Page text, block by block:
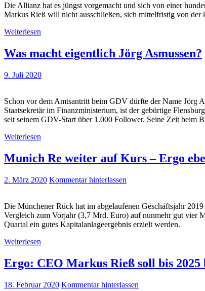
Die Allianz hat es jüngst vorgemacht und sich von einer
Markus Rieß will nicht ausschließen, sich mittelfristig von der
Weiterlesen
Was macht eigentlich Jörg Asmussen?
9. Juli 2020
Schon vor dem Amtsantritt beim GDV dürfte der Name Jörg
Staatsekretär im Finanzministerium, ist der gebürtige
seit seinem GDV-Start über 1.000 Follower. Seine Zeit beim
Weiterlesen
Munich Re weiter auf Kurs – Ergo
2. März 2020 Kommentar hinterlassen
Die Münchener Rück hat im abgelaufenen Geschäftsjahr
Vergleich zum Vorjahr (3,7 Mrd. Euro) auf nunmehr gut vier
Quartal ein gutes Kapitalanlageergebnis erzielt werden.
Weiterlesen
Ergo: CEO Markus Rieß soll bis 2025
18. Februar 2020 Kommentar hinterlassen